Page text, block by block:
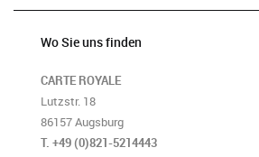
Wo Sie uns finden
CARTE ROYALE
Lutzstr. 18
86157 Augsburg
T. +49 (0)821-5214443